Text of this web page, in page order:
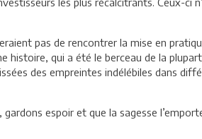
pas de rencontrer la mise en
histoire, qui a été le berceau de la
des empreintes indélébiles dans
espoir et que la sagesse